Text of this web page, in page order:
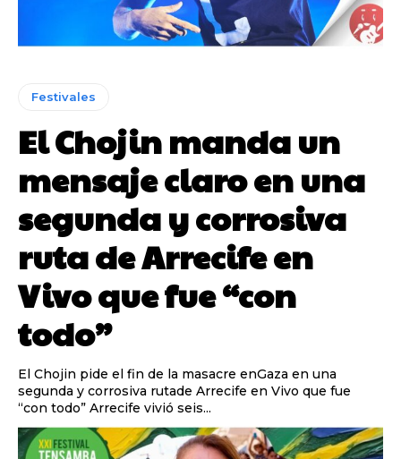
Festivales
El Chojin manda un
mensaje claro en una
segunda y corrosiva
ruta de Arrecife en
Vivo que fue “con
todo”
El Chojin pide el fin de la masacre enGaza en una
segunda y corrosiva rutade Arrecife en Vivo que fue
“con todo” Arrecife vivió seis...